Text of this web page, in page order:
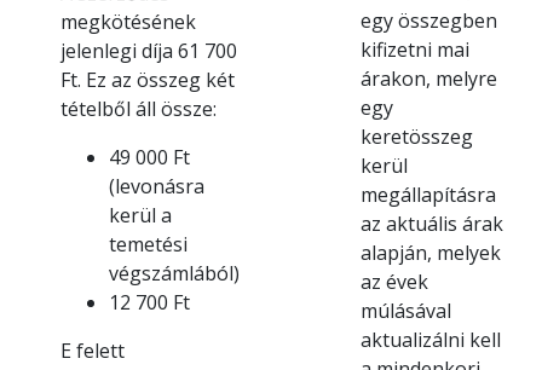
megkötésének
jelenlegi díja 61 700
Ft. Ez az összeg két
tételből áll össze:
49 000 Ft
(levonásra
kerül a
temetési
végszámlából)
12 700 Ft
E felett
egy összegben
kifizetni mai
árakon, melyre
egy
keretösszeg
kerül
megállapításra
az aktuális árak
alapján, melyek
az évek
múlásával
aktualizálni kell